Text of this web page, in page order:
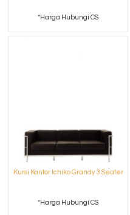
*Harga Hubungi CS
Kursi Kantor Ichiko Grandy 3 Seater
*Harga Hubungi CS